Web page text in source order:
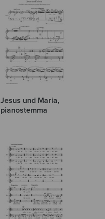
Jesus und Maria,
pianostemma